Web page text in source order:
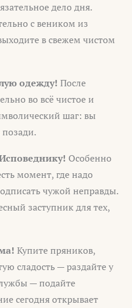
дело дня.
с веником из
в свежем чистом
одежду! После
во всё чистое и
шаг: вы
Особенно
момент, где надо
чужой неправды.
заступник для тех,
Купите пряников,
сладость — раздайте у
— подайте
сегодня открывает